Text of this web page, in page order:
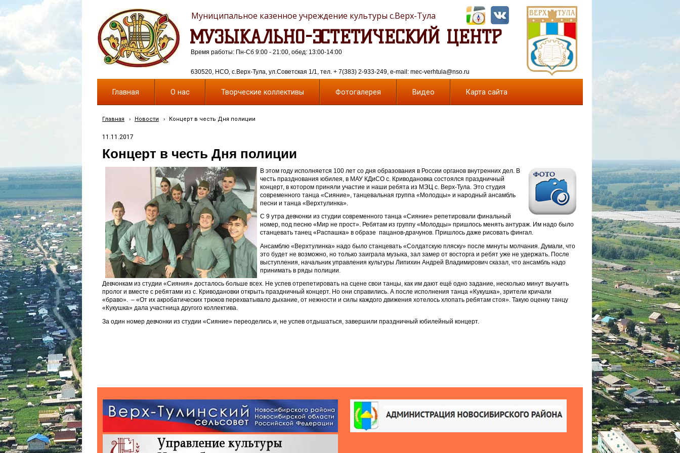
МУЗЫКАЛЬНО-ЭСТЕТИЧЕСКИЙ ЦЕНТР
Муниципальное казенное учреждение культуры с.Верх-Тула
630520, НСО, с.Верх-Тула, ул.Советская 1/1, тел. + 7(383) 2-933-249, e-mail: mec-verhtula@nso.ru
Время работы: Пн-Сб 9:00 - 21:00, обед: 13:00-14:00
Главная О нас Творческие коллективы Фотогалерея Видео Карта сайта
Главная › Новости › Концерт в честь Дня полиции
11.11.2017
Концерт в честь Дня полиции
В этом году исполняется 100 лет со дня образования в России органов внутренних дел. В
честь празднования юбилея, в МАУ КДиСО с. Криводановка состоялся праздничный
концерт, в котором приняли участие и наши ребята из МЭЦ с. Верх-Тула. Это студия
современного танца «Сияние», танцевальная группа «Молодцы» и народный ансамбль
песни и танца «Верхтулинка».
С 9 утра девчонки из студии современного танца «Сияние» репетировали финальный
номер, под песню «Мир не прост». Ребятам из группу «Молодцы» пришлось менять антураж. Им надо было
станцевать танец «Распашка» в образе пацанов-драчунов. Пришлось даже рисовать фингал.
Ансамблю «Верхтулинка» надо было станцевать «Солдатскую пляску» после минуты молчания. Думали, что
это будет не возможно, но только заиграла музыка, зал замер от восторга и ребят уже не удержать. После
выступления, начальник управления культуры Липихин Андрей Владимирович сказал, что ансамбль надо
принимать в ряды полиции.
Девчонкам из студии «Сияния» досталось больше всех. Не успев отрепетировать на сцене свои танцы, как им дают ещё одно задание, несколько минут выучить
пролог и вместе с ребятами из с. Криводановки открыть праздничный концерт. Но они справились. А после исполнения танца «Кукушка», зрители кричали
«браво». – «От их акробатических трюков перехватывало дыхание, от нежности и силы каждого движения хотелось хлопать ребятам стоя». Такую оценку танцу
«Кукушка» дала участница другого коллектива.
За один номер девчонки из студии «Сияние» переоделись и, не успев отдышаться, завершили праздничный юбилейный концерт.